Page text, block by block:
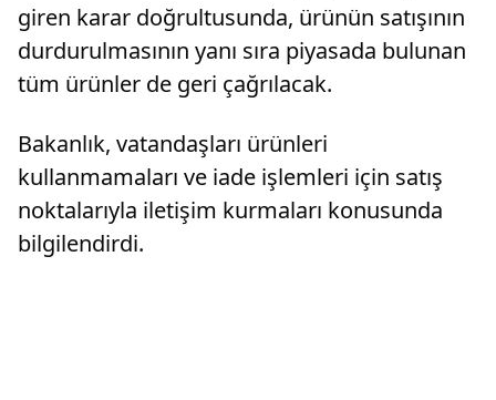
giren karar doğrultusunda, ürünün satışının
durdurulmasının yanı sıra piyasada bulunan
tüm ürünler de geri çağrılacak.
Bakanlık, vatandaşları ürünleri
kullanmamaları ve iade işlemleri için satış
noktalarıyla iletişim kurmaları konusunda
bilgilendirdi.